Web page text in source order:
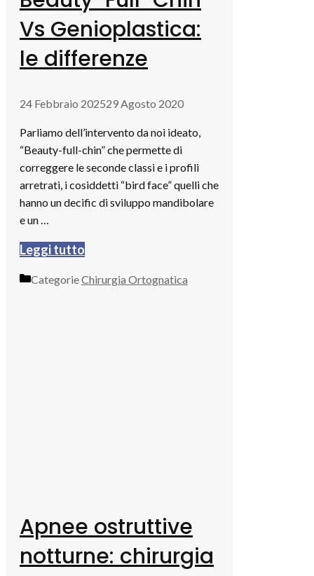
Vs Genioplastica:
le differenze
24 Febbraio 202529 Agosto 2020
Parliamo dell’intervento da noi ideato,
“Beauty-full-chin” che permette di
correggere le seconde classi e i profili
arretrati, i cosiddetti “bird face” quelli che
hanno un decific di sviluppo mandibolare
e un …
Leggi tutto
CategorieChirurgia Ortognatica
Apnee ostruttive
notturne: chirurgia